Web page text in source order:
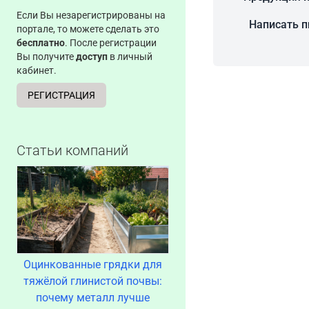
Если Вы незарегистрированы на
портале, то можете сделать это
бесплатно. После регистрации
Вы получитедоступ в личный
кабинет.
РЕГИСТРАЦИЯ
Статьи компаний
Оцинкованные грядки для
тяжёлой глинистой почвы:
почему металл лучше
Написать